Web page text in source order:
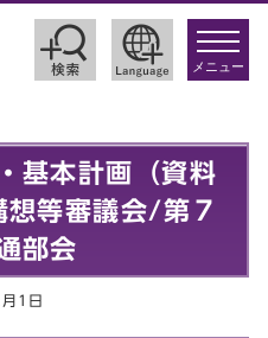
toggle
メニュー
基本計画（資料
等審議会/第７
部会
1日